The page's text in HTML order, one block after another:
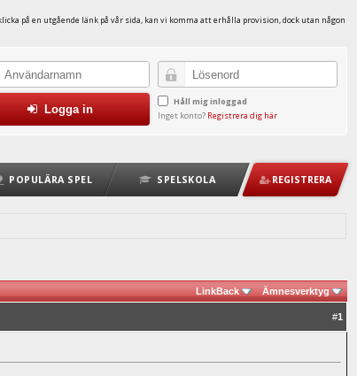
på en utgående länk på vår sida, kan vi komma att erhålla provision, dock utan någon
Håll mig inloggad
Inget konto? Registrera dig här
Logga in
POPULÄRA SPEL SPELSKOLA REGISTRERA
LinkBack Ämnesverktyg
#1